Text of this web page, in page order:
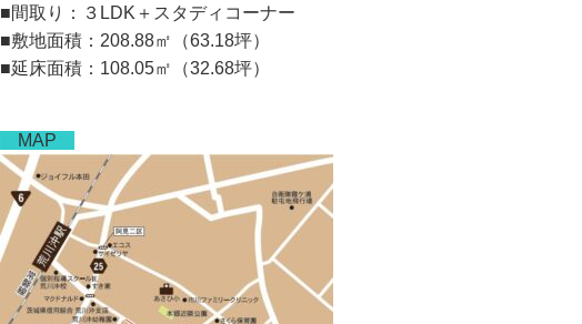
■間取り：３LDK＋スタディコーナー
■敷地面積：208.88㎡（63.18坪）
■延床面積：108.05㎡（32.68坪）
MAP